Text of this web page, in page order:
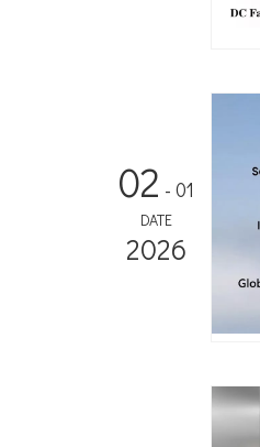
02 - 01
DATE
2026